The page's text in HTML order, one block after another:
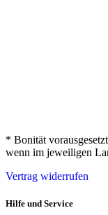
* Bonität
wenn im jeweiligen
Vertrag widerrufen
Hilfe und Service